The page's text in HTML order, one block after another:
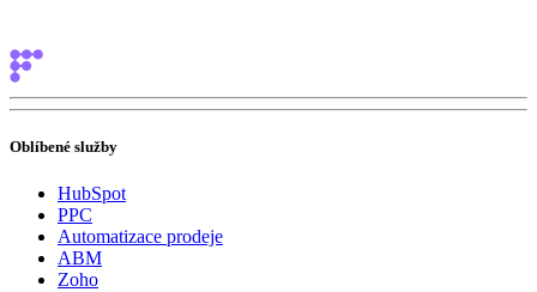
Oblíbené služby
HubSpot
PPC
Automatizace prodeje
ABM
Zoho